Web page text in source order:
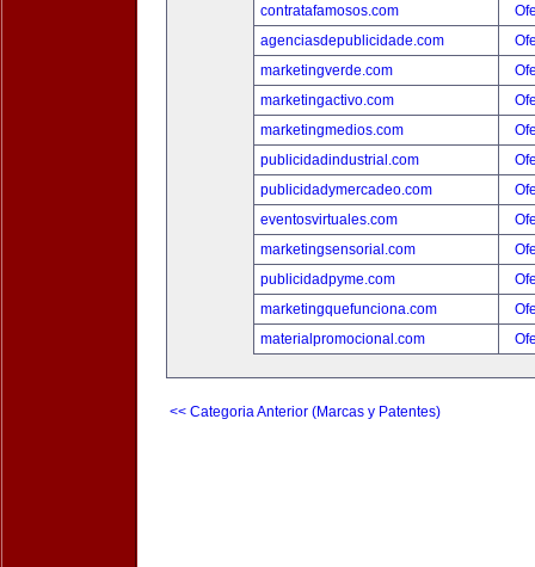
contratafamosos.com
agenciasdepublicidade.com
marketingverde.com
marketingactivo.com
marketingmedios.com
publicidadindustrial.com
publicidadymercadeo.com
eventosvirtuales.com
marketingsensorial.com
publicidadpyme.com
marketingquefunciona.com
materialpromocional.com
<< Categoria Anterior (Marcas y Patentes)